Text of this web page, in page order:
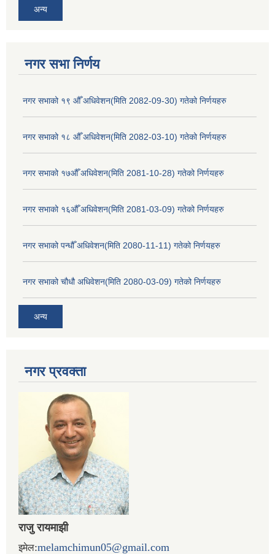
अन्य
नगर सभा निर्णय
नगर सभाको १९ औँ अधिवेशन(मिति 2082-09-30) गतेको निर्णयहरु
नगर सभाको १८ औँ अधिवेशन(मिति 2082-03-10) गतेको निर्णयहरु
नगर सभाको १७औँ अधिवेशन(मिति 2081-10-28) गतेको निर्णयहरु
नगर सभाको १६औँ अधिवेशन(मिति 2081-03-09) गतेको निर्णयहरु
नगर सभाको पन्धौँ अधिवेशन(मिति 2080-11-11) गतेको निर्णयहरु
नगर सभाको चौधौ अधिवेशन(मिति 2080-03-09) गतेको निर्णयहरु
अन्य
नगर प्रव‌क्ता
राजु रायमाझी
इमेल:melamchimun05@gmail.com